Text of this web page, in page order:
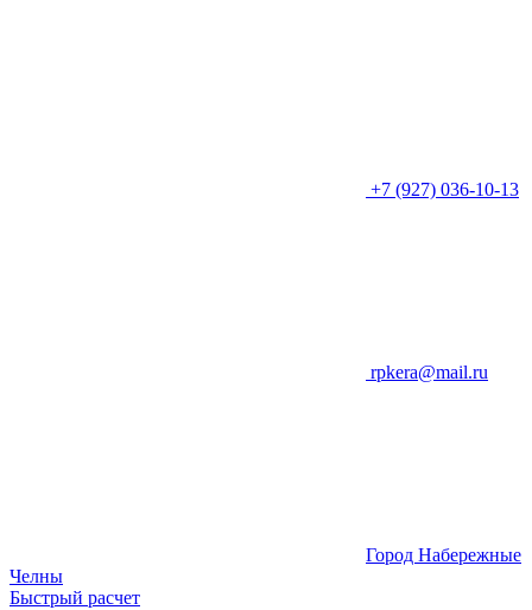
+7 (927) 036-10-13
rpkera@mail.ru
Город Набережные
Челны
Быстрый расчет